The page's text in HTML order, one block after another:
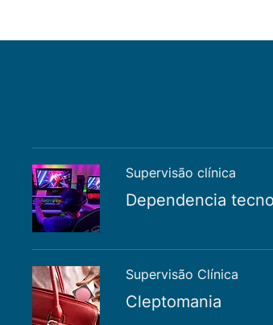
Supervisão clínica
Dependencia
Supervisão Clínica
Cleptomania